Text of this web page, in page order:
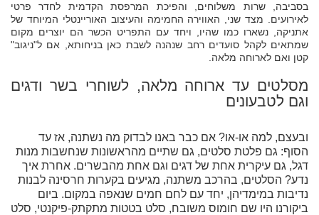
בסביבה, שרות משלוחים, והפיכת המרפסת הקדמית לחדר פרטי
לאירועים. מצד שני, האווירה החמימה והעיצוב האוריינטלי המיוחד של
אתניקה, נשארו כמו שהיו, ויחד עם התפריט הכשר הם יוצרים מקום
שמתאים לקהל סועדים רחב שנהנה לשבת כאן בניחותא, אם ל"ניגוב"
קטן ואם לארוחה מלאה.
מסלטים עד ארוחה מלאה, לשוחרי בשר ודגים
וגם לטבעונים
ובעצם, למה או-או? אם כבר באנו לבדוק מה נשתנה, אז עד
הסוף: גם פלטת סלטים, גם שתיים מהראשונות שנחשבות מנות
דגל, גם עיקרית אחת של דגים וגם אחת מהבשרים. אחרת איך
נדע? הסלטים, בהרכב משתנה, מגיעים בקערות חרסינה לבנות
נדיבות במימדיהן, יחד עם לחם חמים שנאפה במקום. ביום
ביקורנו היו שם חומוס משובח, סלט בטטות מתקתק-פיקנטי, סלט